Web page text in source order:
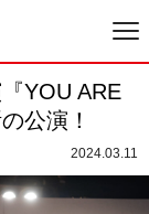
YOU ARE
公演！
2024.03.11